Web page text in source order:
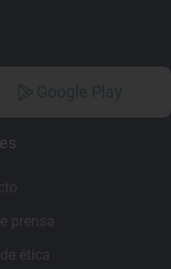
Google Play
prensa
ética